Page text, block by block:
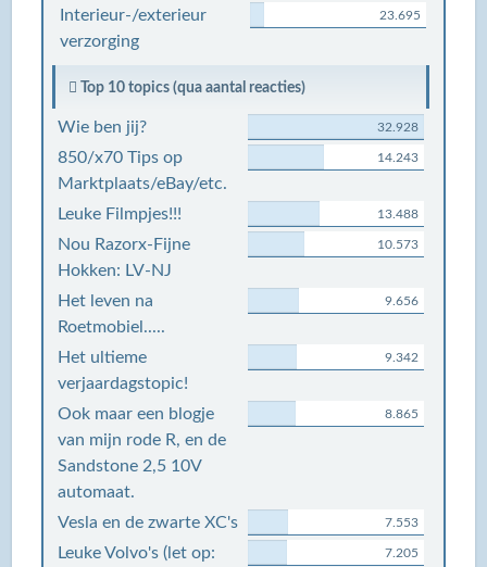
Interieur-/exterieur
verzorging
23.695
Top 10 topics (qua aantal reacties)
Wie ben jij? 32.928
850/x70 Tips op
Marktplaats/eBay/etc.
14.243
Leuke Filmpjes!!! 13.488
Nou Razorx-Fijne
Hokken: LV-NJ
10.573
Het leven na
Roetmobiel.....
9.656
Het ultieme
verjaardagstopic!
9.342
Ook maar een blogje
van mijn rode R, en de
Sandstone 2,5 10V
automaat.
8.865
Vesla en de zwarte XC's 7.553
Leuke Volvo's (let op:
7.205